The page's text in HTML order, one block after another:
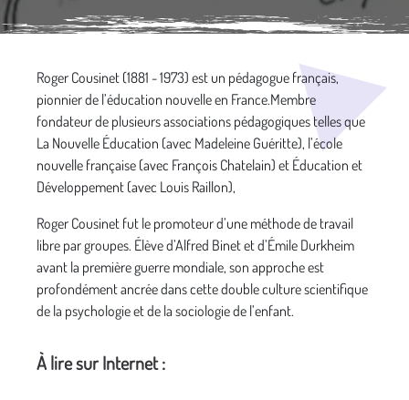
Roger Cousinet (1881 - 1973) est un pédagogue français,
pionnier de l’éducation nouvelle en France.Membre
fondateur de plusieurs associations pédagogiques telles que
La Nouvelle Éducation (avec Madeleine Guéritte), l’école
nouvelle française (avec François Chatelain) et Éducation et
Développement (avec Louis Raillon),
Roger Cousinet fut le promoteur d’une méthode de travail
libre par groupes. Élève d’Alfred Binet et d’Émile Durkheim
avant la première guerre mondiale, son approche est
profondément ancrée dans cette double culture scientifique
de la psychologie et de la sociologie de l’enfant.
À lire sur Internet :